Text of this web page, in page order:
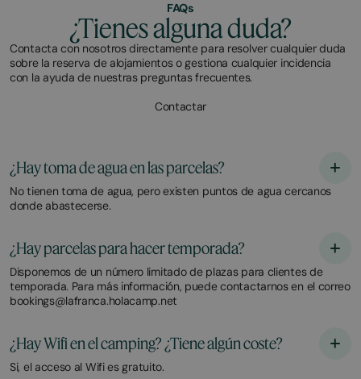
FAQs
¿Tienes alguna duda?
Contacta con nosotros directamente para resolver cualquier duda
sobre la reserva de alojamientos o gestiona cualquier incidencia
con la ayuda de nuestras preguntas frecuentes.
Contactar
¿Hay toma de agua en las parcelas?
No tienen toma de agua, pero existen puntos de agua cercanos
donde abastecerse.
¿Hay parcelas para hacer temporada?
Disponemos de un número limitado de plazas para clientes de
temporada. Para más información, puede contactarnos en el correo
bookings@lafranca.holacamp.net
¿Hay Wifi en el camping? ¿Tiene algún coste?
Si, el acceso al Wifi es gratuito.